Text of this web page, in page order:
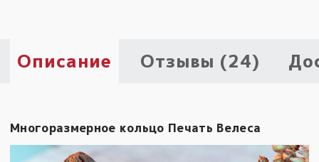
Безоплатная доставка
на заказ от 4 тыс. руб. со скидкой
Описание Отзывы (24)
Многоразмерное кольцо Печать Велеса